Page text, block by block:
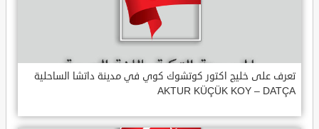
تعرف على خليج اكتور كوتشوك كوي في مدينة داتشا الساحلية
AKTUR KÜÇÜK KOY – DATÇA